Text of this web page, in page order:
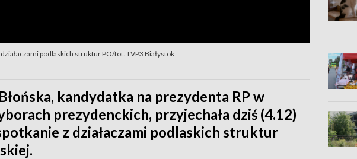
podlaskich struktur PO/fot. TVP3 Białystok
kandydatka na prezydenta RP w
prezydenckich, przyjechała dziś (4.12)
z działaczami podlaskich struktur